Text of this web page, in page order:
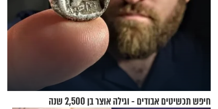
חיפש תכשיטים אבודים - וגילה אוצר בן 2,500 שנה